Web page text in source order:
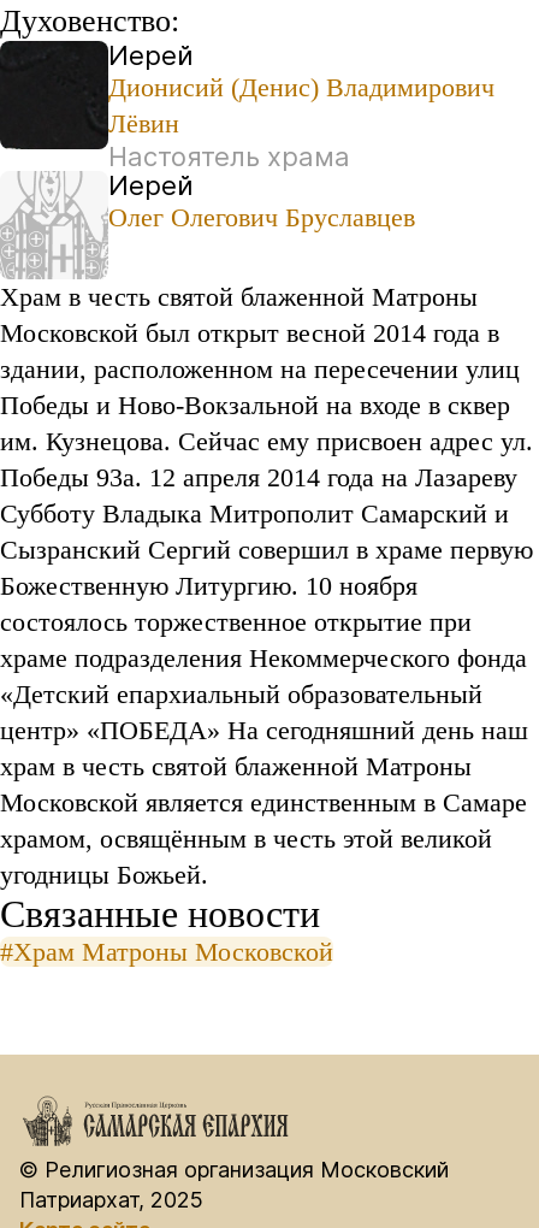
Духовенство:
Иерей
Дионисий (Денис) Владимирович
Лёвин
Настоятель храма
Иерей
Олег Олегович Бруславцев
Связанные новости
#Храм Матроны Московской
Храм в честь святой блаженной Матроны
Московской был открыт весной 2014 года в
здании, расположенном на пересечении улиц
Победы и Ново-Вокзальной на входе в сквер
им. Кузнецова. Сейчас ему присвоен адрес ул.
Победы 93а. 12 апреля 2014 года на Лазареву
Субботу Владыка Митрополит Самарский и
Сызранский Сергий совершил в храме первую
Божественную Литургию. 10 ноября
состоялось торжественное открытие при
храме подразделения Некоммерческого фонда
«Детский епархиальный образовательный
центр» «ПОБЕДА» На сегодняшний день наш
храм в честь святой блаженной Матроны
Московской является единственным в Самаре
храмом, освящённым в честь этой великой
угодницы Божьей.
© Религиозная организация Московский
Патриархат, 2025